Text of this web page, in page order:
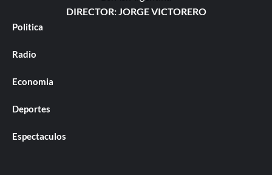
DIRECTOR: JORGE VICTORERO
Politica
Radio
Economia
Deportes
Espectaculos